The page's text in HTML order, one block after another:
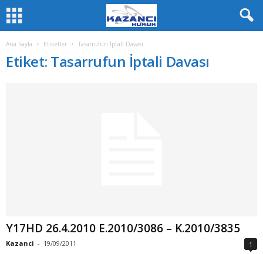
Ana Sayfa Etiketler Tasarrufun İptali Davası
Etiket: Tasarrufun İptali Davası
Y17HD 26.4.2010 E.2010/3086 – K.2010/3835
Kazanci - 19/09/2011 1